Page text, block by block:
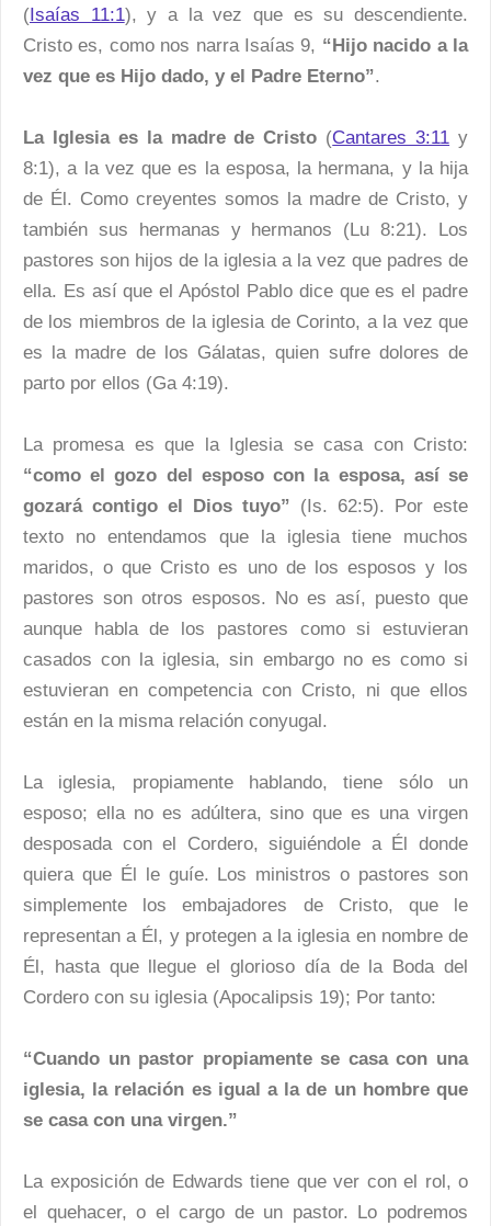
(Isaías 11:1), y a la vez que es su descendiente.
Cristo es, como nos narra Isaías 9, “Hijo nacido a la
vez que es Hijo dado, y el Padre Eterno”.
La Iglesia es la madre de Cristo (Cantares 3:11 y
8:1), a la vez que es la esposa, la hermana, y la hija
de Él. Como creyentes somos la madre de Cristo, y
también sus hermanas y hermanos (Lu 8:21). Los
pastores son hijos de la iglesia a la vez que padres de
ella. Es así que el Apóstol Pablo dice que es el padre
de los miembros de la iglesia de Corinto, a la vez que
es la madre de los Gálatas, quien sufre dolores de
parto por ellos (Ga 4:19).
La promesa es que la Iglesia se casa con Cristo:
“como el gozo del esposo con la esposa, así se
gozará contigo el Dios tuyo” (Is. 62:5). Por este
texto no entendamos que la iglesia tiene muchos
maridos, o que Cristo es uno de los esposos y los
pastores son otros esposos. No es así, puesto que
aunque habla de los pastores como si estuvieran
casados con la iglesia, sin embargo no es como si
estuvieran en competencia con Cristo, ni que ellos
están en la misma relación conyugal.
La iglesia, propiamente hablando, tiene sólo un
esposo; ella no es adúltera, sino que es una virgen
desposada con el Cordero, siguiéndole a Él donde
quiera que Él le guíe. Los ministros o pastores son
simplemente los embajadores de Cristo, que le
representan a Él, y protegen a la iglesia en nombre de
Él, hasta que llegue el glorioso día de la Boda del
Cordero con su iglesia (Apocalipsis 19); Por tanto:
“Cuando un pastor propiamente se casa con una
iglesia, la relación es igual a la de un hombre que
se casa con una virgen.”
La exposición de Edwards tiene que ver con el rol, o
el quehacer, o el cargo de un pastor. Lo podremos